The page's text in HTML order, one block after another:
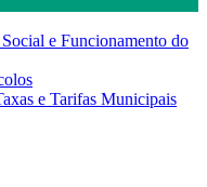
e Funcionamento do
e Tarifas Municipais